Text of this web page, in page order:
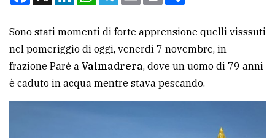
CERCA
Cerca
Sono stati momenti di forte apprensione quelli visssuti
nel pomeriggio di oggi, venerdì 7 novembre, in
frazione Parè a Valmadrera, dove un uomo di 79 anni
è caduto in acqua mentre stava pescando.